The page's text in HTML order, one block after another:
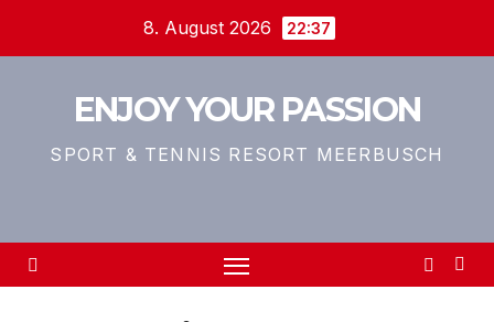
8. August 2026 22:37
ENJOY YOUR PASSION
SPORT & TENNIS RESORT MEERBUSCH